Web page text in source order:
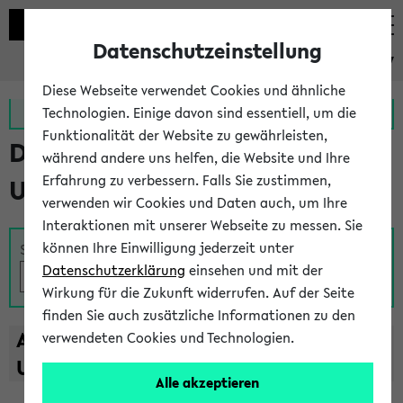
eKVV
Zur MeineUni App Zum MeineUni Portal
Das Lehrangebot der
Universität Bielefeld
Suche
A B C D E F G H I J K L M N O
U
V W X Y
Z
Datenschutzeinstellung
Diese Webseite verwendet Cookies und ähnliche
Technologien. Einige davon sind essentiell, um die
Funktionalität der Website zu gewährleisten,
während andere uns helfen, die Website und Ihre
Erfahrung zu verbessern. Falls Sie zustimmen,
verwenden wir Cookies und Daten auch, um Ihre
Interaktionen mit unserer Webseite zu messen. Sie
können Ihre Einwilligung jederzeit unter
Datenschutzerklärung einsehen und mit der
Wirkung für die Zukunft widerrufen. Auf der Seite
finden Sie auch zusätzliche Informationen zu den
verwendeten Cookies und Technologien.
Alle akzeptieren